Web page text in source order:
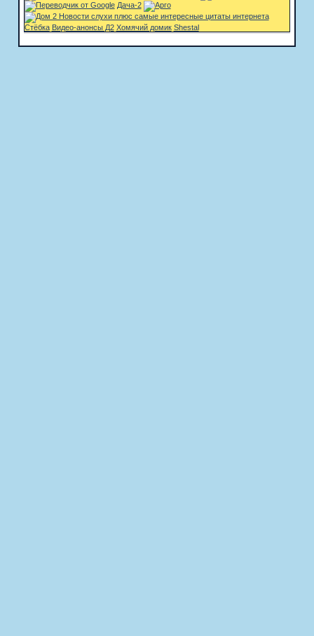
Дача-2
Стёбка Видео-анонсы Д2 Хомячий домик Shestal